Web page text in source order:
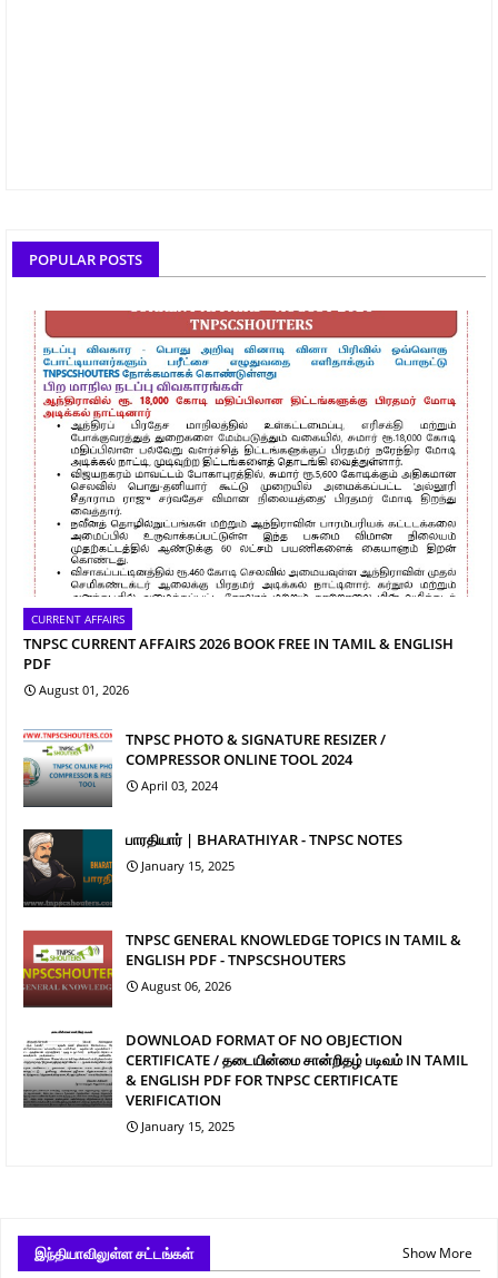
POPULAR POSTS
CURRENT AFFAIRS
TNPSC CURRENT AFFAIRS 2026 BOOK FREE IN TAMIL & ENGLISH
PDF
August 01, 2026
TNPSC PHOTO & SIGNATURE RESIZER /
COMPRESSOR ONLINE TOOL 2024
April 03, 2024
பாரதியார் | BHARATHIYAR - TNPSC NOTES
January 15, 2025
TNPSC GENERAL KNOWLEDGE TOPICS IN TAMIL &
ENGLISH PDF - TNPSCSHOUTERS
August 06, 2026
DOWNLOAD FORMAT OF NO OBJECTION
CERTIFICATE / தடையின்மை சான்றிதழ் படிவம் IN TAMIL
& ENGLISH PDF FOR TNPSC CERTIFICATE
VERIFICATION
January 15, 2025
இந்தியாவிலுள்ள சட்டங்கள் Show More